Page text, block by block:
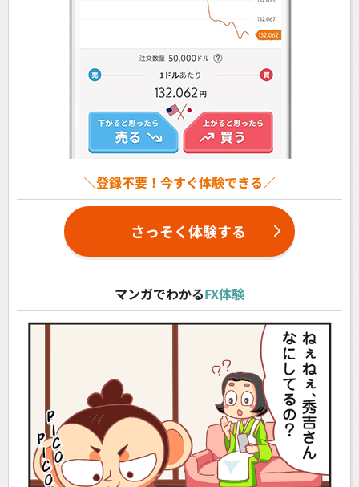
＼登録不要！今すぐ体験できる／
さっそく体験する
マンガでわかるFX体験